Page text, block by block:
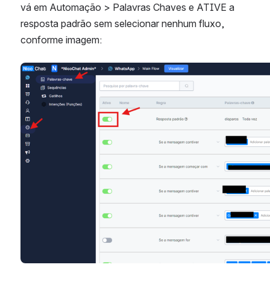
vá em Automação > Palavras Chaves e ATIVE a
resposta padrão sem selecionar nenhum fluxo,
conforme imagem:
Abrir